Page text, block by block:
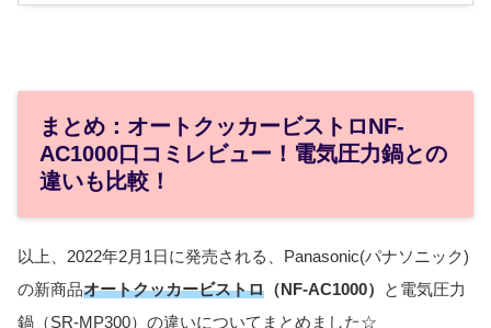
まとめ：オートクッカービストロNF-
AC1000口コミレビュー！電気圧力鍋との
違いも比較！
以上、2022年2月1日に発売される、Panasonic(パナソニック)
の新商品オートクッカービストロ （NF-AC1000）
と電気圧力
鍋（SR-MP300）の違いについてまとめました☆